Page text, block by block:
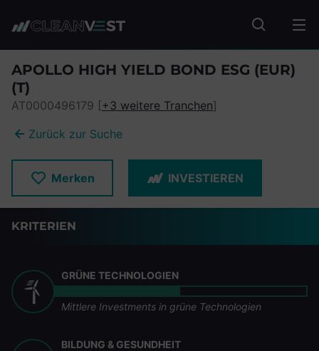
Fonds
APOLLO HIGH YIELD BOND ESG (EUR)
(T)
AT0000496179 [+3 weitere Tranchen]
Zurück zur Suche
Merken INVESTIEREN
KRITERIEN
GRÜNE TECHNOLOGIEN
Mittlere Investments in grüne Technologien
BILDUNG & GESUNDHEIT